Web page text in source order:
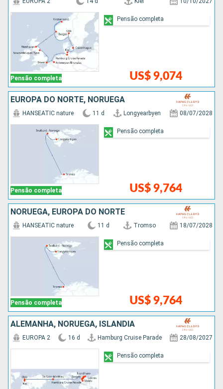
Pensão completa US$ 9,074
Pensão completa
EUROPA DO NORTE, NORUEGA
Pensão completa
HANSEATIC nature 11 d Longyearbyen 08/07/2028
US$ 9,764
Pensão completa
NORUEGA, EUROPA DO NORTE
Pensão completa
HANSEATIC nature 11 d Tromso 18/07/2028
US$ 9,764
Pensão completa
ALEMANHA, NORUEGA, ISLÂNDIA
EUROPA 2 16 d Hamburg Cruise Parade 28/08/2027
Pensão completa